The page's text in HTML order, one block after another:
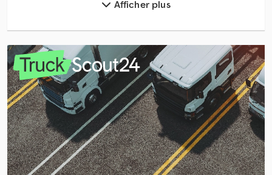
Autres Cabine
Autres Caravanes
Autres Carrosseries Speciales
Autres Chariot Élévateur Tout Terrain
Autres Châssis
Autres Engins Forestiers
Afficher plus